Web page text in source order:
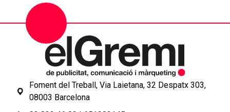
Foment del Treball, Via Laietana, 32 Despatx 303,
08003 Barcelona